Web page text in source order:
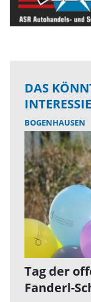
DAS
BOGENHAUSEN
Tag der
Fanderl-